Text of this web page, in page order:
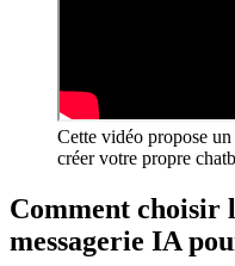
Cette vidéo propose
créer votre propre
Comment choisir
messagerie IA